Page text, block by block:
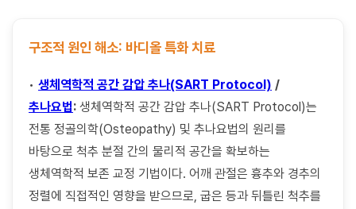
구조적 원인 해소: 바디올 특화 치료
• 생체역학적 공간 감압 추나(SART Protocol) /
추나요법: 생체역학적 공간 감압 추나(SART Protocol)는
전통 정골의학(Osteopathy) 및 추나요법의 원리를
바탕으로 척추 분절 간의 물리적 공간을 확보하는
생체역학적 보존 교정 기법이다. 어깨 관절은 흉추와 경추의
정렬에 직접적인 영향을 받으므로, 굽은 등과 뒤틀린 척추를